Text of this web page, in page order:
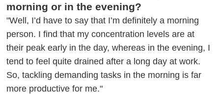
morning or in the evening?
"Well, I’d have to say that I’m definitely a morning
person. I find that my concentration levels are at
their peak early in the day, whereas in the evening, I
tend to feel quite drained after a long day at work.
So, tackling demanding tasks in the morning is far
more productive for me."